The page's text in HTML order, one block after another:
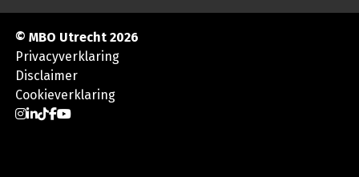
© MBO Utrecht 2026
Privacyverklaring
Disclaimer
Cookieverklaring
Ga naar Instagram
Ga naar LinkedIn
Ga naar TikTok
Ga naar Facebook
Ga naar YouTube